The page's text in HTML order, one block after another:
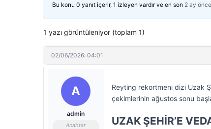
Bu konu 0 yanıt içerir, 1 izleyen vardır ve en son 2 ay önce
1 yazı görüntüleniyor (toplam 1)
02/06/2026: 04:01
A
admin
Anahtar
Reyting rekortmeni dizi Uzak
çekimlerinin ağustos sonu
UZAK ŞEHİR’E